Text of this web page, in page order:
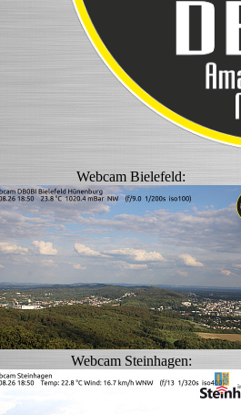
Webcam Bielefeld:
Webcam Steinhagen: